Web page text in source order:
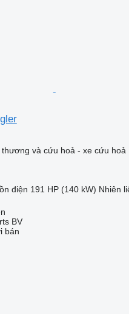
và cứu hoả - xe cứu hoả
điện 191 HP (140 kW) Nhiên
BV
bán